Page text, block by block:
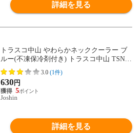
詳細を見る
トラスコ中山 やわらかネッククーラー ブ
ルー(不凍保冷剤付き) トラスコ中山 TSNC-
B 【返品種別B】
3.0 (1件)
630円
5
Joshin
詳細を見る